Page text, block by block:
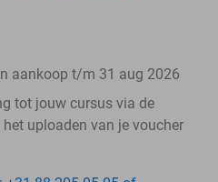
aankoop t/m 31 aug 2026
tot jouw cursus via de
uploaden van je voucher